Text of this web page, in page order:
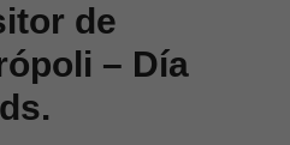
de
– Día